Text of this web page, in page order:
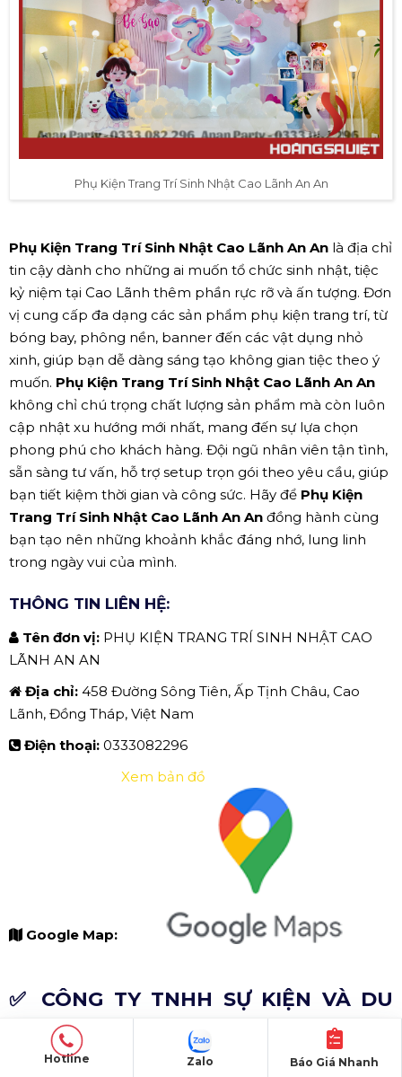
Phụ Kiện Trang Trí Sinh Nhật Cao Lãnh An An
Phụ Kiện Trang Trí Sinh Nhật Cao Lãnh An An là địa chỉ
tin cậy dành cho những ai muốn tổ chức sinh nhật, tiệc
kỷ niệm tại Cao Lãnh thêm phần rực rỡ và ấn tượng. Đơn
vị cung cấp đa dạng các sản phẩm phụ kiện trang trí, từ
bóng bay, phông nền, banner đến các vật dụng nhỏ
xinh, giúp bạn dễ dàng sáng tạo không gian tiệc theo ý
muốn. Phụ Kiện Trang Trí Sinh Nhật Cao Lãnh An An
không chỉ chú trọng chất lượng sản phẩm mà còn luôn
cập nhật xu hướng mới nhất, mang đến sự lựa chọn
phong phú cho khách hàng. Đội ngũ nhân viên tận tình,
sẵn sàng tư vấn, hỗ trợ setup trọn gói theo yêu cầu, giúp
bạn tiết kiệm thời gian và công sức. Hãy để Phụ Kiện
Trang Trí Sinh Nhật Cao Lãnh An An đồng hành cùng
bạn tạo nên những khoảnh khắc đáng nhớ, lung linh
trong ngày vui của mình.
THÔNG TIN LIÊN HỆ:
Tên đơn vị: PHỤ KIỆN TRANG TRÍ SINH NHẬT CAO
LÃNH AN AN
Địa chỉ: 458 Đường Sông Tiên, Ấp Tịnh Châu, Cao
Lãnh, Đồng Tháp, Việt Nam
Điện thoại: 0333082296
Google Map:
Xem bản đồ
✅ CÔNG TY TNHH SỰ KIỆN VÀ DU
LỊCH SAIGON GO.
Hotline Báo Giá Nhanh
Zalo